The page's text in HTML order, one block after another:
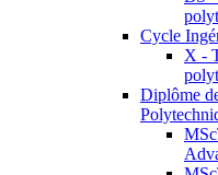
Cycle
X -
Diplôme